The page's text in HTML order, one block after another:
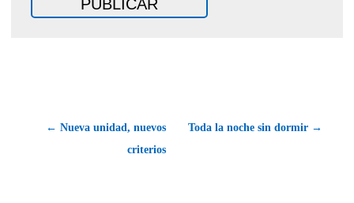
← Nueva unidad, nuevos
criterios
Toda la noche sin dormir →